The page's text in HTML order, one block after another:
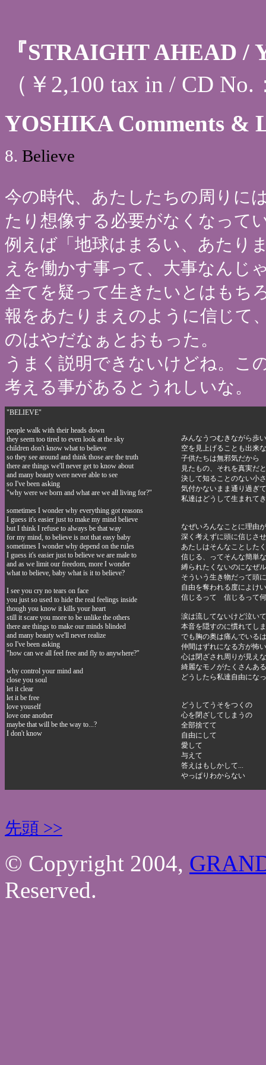
『STRAIGHT AHEAD /
（￥2,100 tax in / CD
YOSHIKA Comments &
8. Believe
今の時代、あたしたちの周りに
たり想像する必要がなくなって
例えば「地球はまるい、あたり
えを働かす事って、大事なんじ
全てを疑って生きたいとはもち
報をあたりまえのように信じて
のはやだなぁとおもった。
うまく説明できないけどね。こ
考える事があるとうれしいな。
"BELIEVE"
people walk with their heads down
they seem too tired to even look at the sky
children don't know what to believe
so they see around and think those are the truth
there are things we'll never get to know about
and many beauty were never able to see
so I've been asking
"why were we born and what are we all living for?"
sometimes I wonder why everything got reasons
I guess it's easier just to make my mind believe
but I think I refuse to always be that way
for my mind, to believe is not that easy baby
sometimes I wonder why depend on the rules
I guess it's easier just to believe we are male to
and as we limit our freedom, more I wonder
what to believe, baby what is it to believe?
I see you cry no tears on face
you just so used to hide the real feelings inside
though you know it kills your heart
still it scare you more to be unlike the others
there are things to make our minds blinded
and many beauty we'll never realize
so I've been asking
"how can we all feel free and fly to anywhere?"
why control your mind and
close you soul
let it clear
let it be free
love youself
love one another
maybe that will be the way to...?
I don't know
みんなうつむきながら歩
空を見上げることも出来
子供たちは無邪気だから
見たもの、それを真実だ
決して知ることのない小
気付かないまま通り過ぎ
私達はどうして生まれて
なぜいろんなことに理由
深く考えずに頭に信じさ
あたしはそんなことした
信じる、ってそんな簡単
縛られたくないのになぜ
そういう生き物だって頭
自由を奪われる度によけ
信じるって 信じるって
涙は流してないけど泣い
本音を隠すのに慣れてし
でも胸の奥は痛んでいる
仲間はずれになる方が怖
心は閉ざされ周りが見え
綺麗なモノがたくさんあ
どうしたら私達自由にな
どうしてうそをつくの
心を閉ざしてしまうの
全部捨てて
自由にして
愛して
与えて
答えはもしかして...
やっぱりわからない
先頭 >>
© Copyright 2004,
Reserved.